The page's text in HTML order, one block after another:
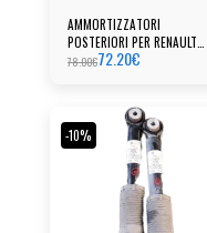
AMMORTIZZATORI
POSTERIORI PER RENAULT
CAPTUR
78.00€72.20€
-10%